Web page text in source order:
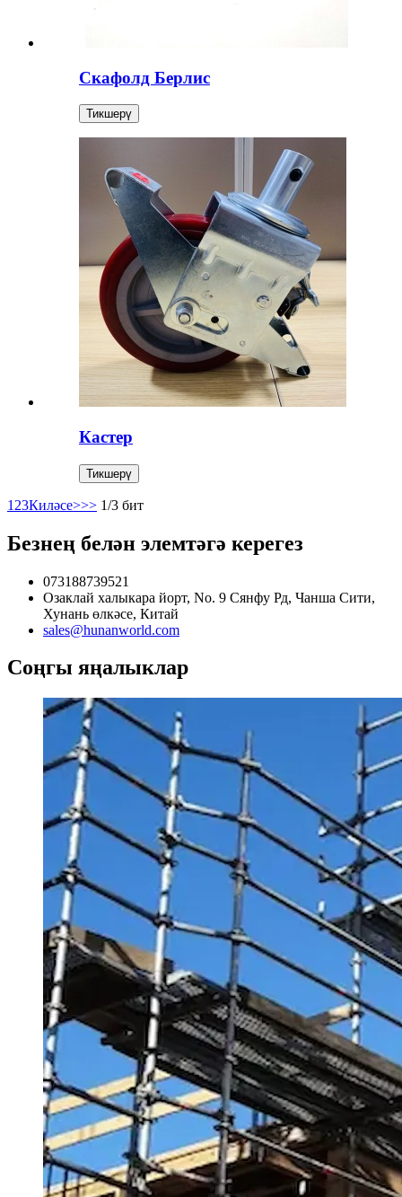
Скафолд Берлис
Тикшерү
Кастер
Тикшерү
1 23Киләсе>>> 1/3 бит
Безнең белән элемтәгә керегез
073188739521
Озаклай халыкара йорт, No. 9 Сянфу Рд, Чанша Сити,
Хунань өлкәсе, Китай
sales@hunanworld.com
Соңгы яңалыклар